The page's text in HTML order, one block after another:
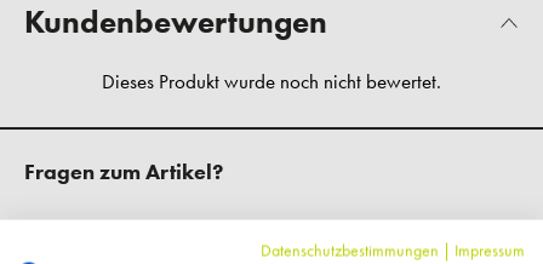
Kundenbewertungen
Fragen zum Artikel?
Datenschutzbestimmungen | Impressum